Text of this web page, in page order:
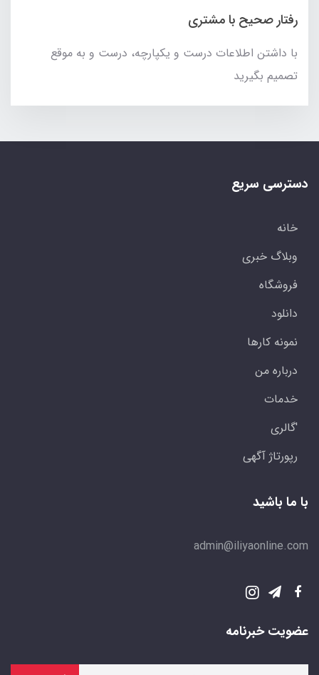
رفتار صحیح با مشتری
با داشتن اطلاعات درست و یکپارچه، درست و به موقع
تصمیم بگیرید
دسترسی سریع
خانه
وبلاگ خبری
فروشگاه
دانلود
نمونه کارها
درباره من
خدمات
'گالری
رپورتاژ آگهی
با ما باشید
admin@iliyaonline.com
عضویت خبرنامه